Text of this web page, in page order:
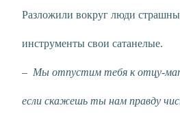
Разложили вокруг люди
инструменты свои сатанелые.
– Мы отпустим тебя к отцу-
если скажешь ты нам правду